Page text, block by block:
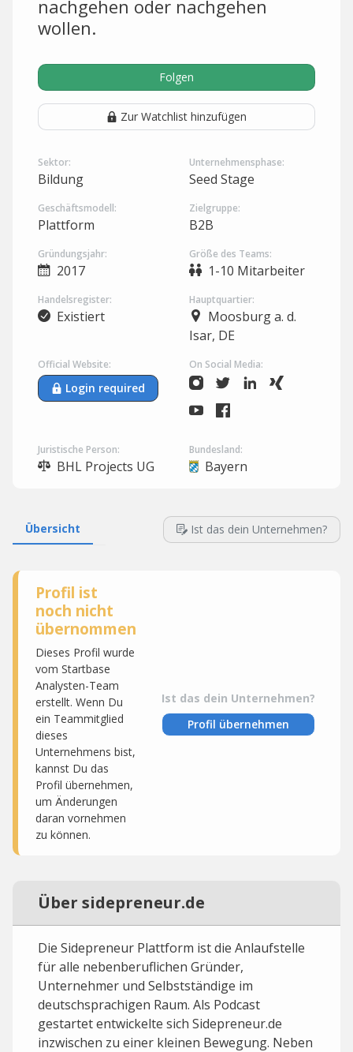
nachgehen oder nachgehen
wollen.
Folgen
Zur Watchlist hinzufügen
Sektor:
Bildung
Unternehmensphase:
Seed Stage
Geschäftsmodell:
Plattform
Zielgruppe:
B2B
Gründungsjahr:
2017
Größe des Teams:
1-10 Mitarbeiter
Handelsregister:
Existiert
Hauptquartier:
Moosburg a. d.
Isar, DE
Official Website:
Login required
On Social Media:
Juristische Person:
BHL Projects UG
Bundesland:
Bayern
Übersicht Ist das dein Unternehmen?
Profil ist
noch nicht
übernommen
Dieses Profil wurde
vom Startbase
Analysten-Team
erstellt. Wenn Du
ein Teammitglied
dieses
Unternehmens bist,
kannst Du das
Profil übernehmen,
um Änderungen
daran vornehmen
zu können.
Ist das dein Unternehmen?
Profil übernehmen
Über sidepreneur.de
Die Sidepreneur Plattform ist die Anlaufstelle
für alle nebenberuflichen Gründer,
Unternehmer und Selbstständige im
deutschsprachigen Raum. Als Podcast
gestartet entwickelte sich Sidepreneur.de
inzwischen zu einer kleinen Bewegung. Neben